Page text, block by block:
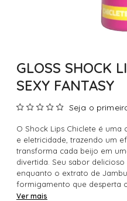
GLOSS SHOCK
SEXY FANTASY
Seja o
O Shock Lips Chiclete é
e eletricidade, trazendo um
transforma cada beijo em
divertida. Seu sabor delicioso
enquanto o extrato de
formigamento que desperta
Ver mais